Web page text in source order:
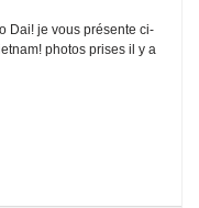
Dai! je vous présente ci-
photos prises il y a